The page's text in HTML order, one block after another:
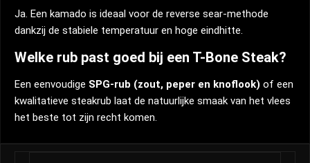
Ja. Een kamado is ideaal voor de reverse sear-methode
dankzij de stabiele temperatuur en hoge eindhitte.
Welke rub past goed bij een T-Bone Steak?
Een eenvoudige SPG-rub (zout, peper en knoflook) of een
kwalitatieve steakrub laat de natuurlijke smaak van het vlees
het beste tot zijn recht komen.